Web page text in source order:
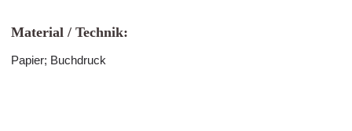
Material / Technik:
Papier; Buchdruck